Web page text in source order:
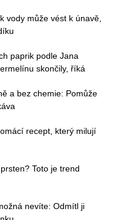
vody může vést k únavě,
paprik podle Jana
skončily, říká
a bez chemie: Pomůže
recept, který milují
Toto je trend
nevíte: Odmítl ji